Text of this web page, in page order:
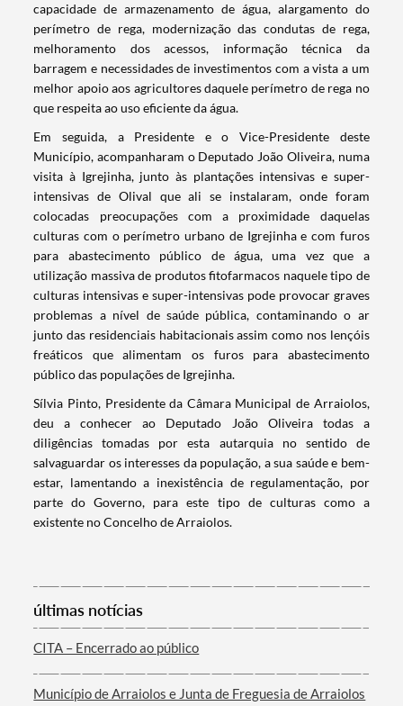
Termo de Pesquisa
Filtros
capacidade de armazenamento de água, alargamento do
perímetro de rega, modernização das condutas de rega,
melhoramento dos acessos, informação técnica da
barragem e necessidades de investimentos com a vista a um
melhor apoio aos agricultores daquele perímetro de rega no
que respeita ao uso eficiente da água.
Em seguida, a Presidente e o Vice-Presidente deste
Município, acompanharam o Deputado João Oliveira, numa
visita à Igrejinha, junto às plantações intensivas e super-
intensivas de Olival que ali se instalaram, onde foram
colocadas preocupações com a proximidade daquelas
culturas com o perímetro urbano de Igrejinha e com furos
para abastecimento público de água, uma vez que a
utilização massiva de produtos fitofarmacos naquele tipo de
culturas intensivas e super-intensivas pode provocar graves
problemas a nível de saúde pública, contaminando o ar
junto das residenciais habitacionais assim como nos lençóis
freáticos que alimentam os furos para abastecimento
público das populações de Igrejinha.
Sílvia Pinto, Presidente da Câmara Municipal de Arraiolos,
deu a conhecer ao Deputado João Oliveira todas a
diligências tomadas por esta autarquia no sentido de
salvaguardar os interesses da população, a sua saúde e bem-
estar, lamentando a inexistência de regulamentação, por
parte do Governo, para este tipo de culturas como a
existente no Concelho de Arraiolos.
últimas notícias
CITA – Encerrado ao público
Município de Arraiolos e Junta de Freguesia de Arraiolos